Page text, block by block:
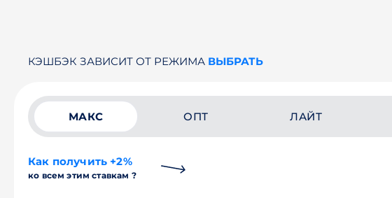
КЭШБЭК ЗАВИСИТ ОТ РЕЖИМА ВЫБРАТЬ
МАКС ОПТ ЛАЙТ
Как получить +2%
ко всем этим ставкам ?